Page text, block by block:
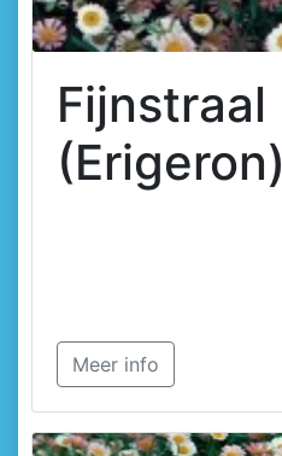
Fijnstraal
(Erigeron)
Meer info